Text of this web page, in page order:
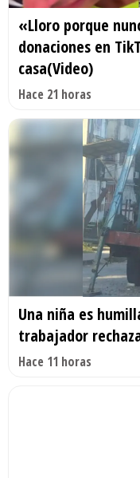
«Lloro porque
donaciones en
casa(Video)
Hace 21 horas
Una niña es
trabajador
Hace 11 horas